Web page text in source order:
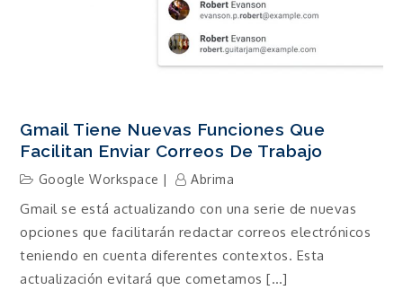
Gmail Tiene Nuevas Funciones Que
Facilitan Enviar Correos De Trabajo
Google Workspace Abrima
Gmail se está actualizando con una serie de nuevas
opciones que facilitarán redactar correos electrónicos
teniendo en cuenta diferentes contextos. Esta
actualización evitará que cometamos […]